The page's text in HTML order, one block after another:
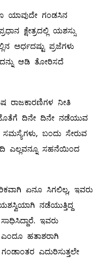
ಗಂಡಸಿನ
ಕ್ಷೇತ್ರದಲ್ಲಿ ಯಶಸ್ಸು
ಅರ್ಧದಷ್ಟು ಪ್ರಜೆಗಳು
ಆಡಿ ತೋರಿಸದೆ
ರಾಜಕಾರಣಿಗಳ ನೀತಿ
ದಿನೇ ದಿನೇ ನಡೆಯುವ
ಬಂದು ಸೇರುವ
ಎಲ್ಲವನ್ನೂ ಸಹನೆಯಿಂದ
ಏನೂ ಸಿಗಲಿಲ್ಲ, ಇವರು
ನಡೆಯುತ್ತಿದ್ದ
ಇವರು
ಹತಾಶರಾಗಿ
ಎದುರಿಸುತ್ತಲೇ